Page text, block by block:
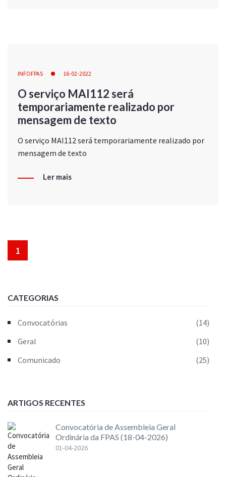
INFOFPAS 16-02-2022
O serviço MAI112 será
temporariamente realizado por
mensagem de texto
O serviço MAI112 será temporariamente realizado por
mensagem de texto
Ler mais
1
CATEGORIAS
Convocatórias
(14)
Geral
(10)
Comunicado
(25)
ARTIGOS RECENTES
Convocatória de Assembleia Geral
Ordinária da FPAS (18-04-2026)
01-04-2026